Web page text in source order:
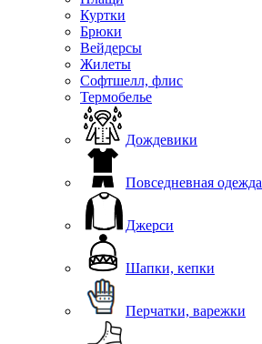
Куртки
Брюки
Вейдерсы
Жилеты
Софтшелл, флис
Термобелье
Дождевики
Повседневная одежда
Джерси
Шапки, кепки
Перчатки, варежки